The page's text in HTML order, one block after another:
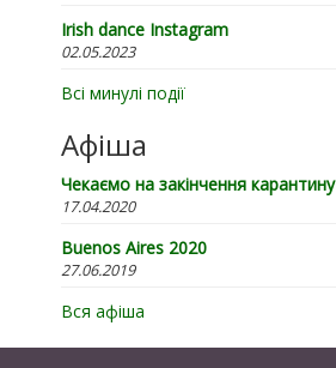
Irish dance Instagram
02.05.2023
Всі минулі події
Афіша
Чекаємо на закінчення карантину
17.04.2020
Buenos Aires 2020
27.06.2019
Вся афіша